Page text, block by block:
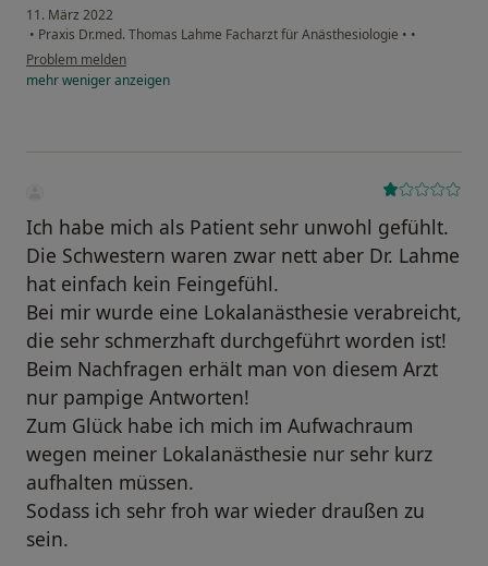
11. März 2022
• Praxis Dr.med. Thomas Lahme Facharzt für Anästhesiologie • •
Problem melden
mehrwenigeranzeigen
Ich habe mich als Patient sehr unwohl gefühlt.
Die Schwestern waren zwar nett aber Dr. Lahme
hat einfach kein Feingefühl.
Bei mir wurde eine Lokalanästhesie verabreicht,
die sehr schmerzhaft durchgeführt worden ist!
Beim Nachfragen erhält man von diesem Arzt
nur pampige Antworten!
Zum Glück habe ich mich im Aufwachraum
wegen meiner Lokalanästhesie nur sehr kurz
aufhalten müssen.
Sodass ich sehr froh war wieder draußen zu
sein.